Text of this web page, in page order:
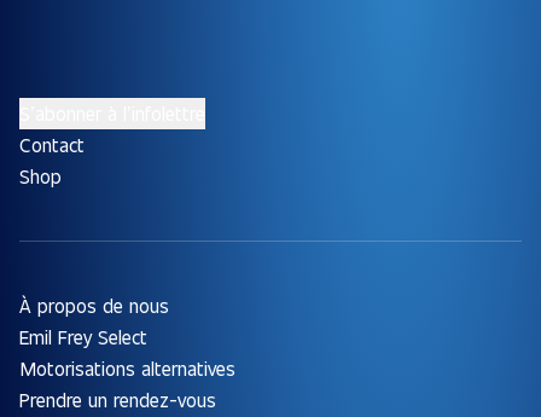
Contact
Shop
À propos de nous
Emil Frey Select
Motorisations alternatives
Prendre un rendez-vous